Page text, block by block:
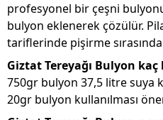
profesyonel bir çeşni
bulyon eklenerek çözülür.
tariflerinde pişirme
Giztat Tereyağı Bulyon
750gr bulyon 37,5 litre suya
20gr bulyon kullanılması